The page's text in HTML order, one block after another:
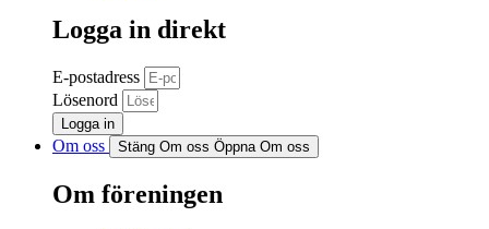
Logga in direkt
E-postadress
Lösenord
Logga in
Om oss Stäng Om oss Öppna Om oss
Om föreningen